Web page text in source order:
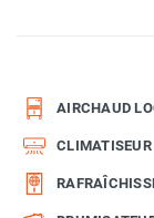
AIRCHAUD
CLIMATISEUR